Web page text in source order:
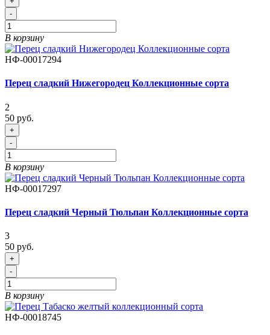
-
В корзину
НФ-00017294
Перец сладкий Нижегородец Коллекционные сорта
2
50 руб.
+
-
В корзину
НФ-00017297
Перец сладкий Черный Тюльпан Коллекционные сорта
3
50 руб.
+
-
В корзину
НФ-00018745